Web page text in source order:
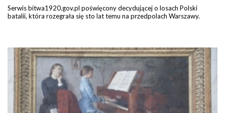
Serwis bitwa1920.gov.pl poświęcony decydującej o losach Polski
batalii, która rozegrała się sto lat temu na przedpolach Warszawy.